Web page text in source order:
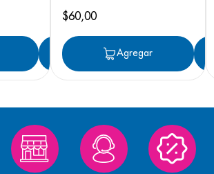
Agregar
$60,00
Agregar